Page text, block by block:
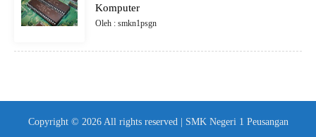
Komputer
Oleh : smkn1psgn
Copyright © 2026 All rights reserved | SMK Negeri 1 Peusangan